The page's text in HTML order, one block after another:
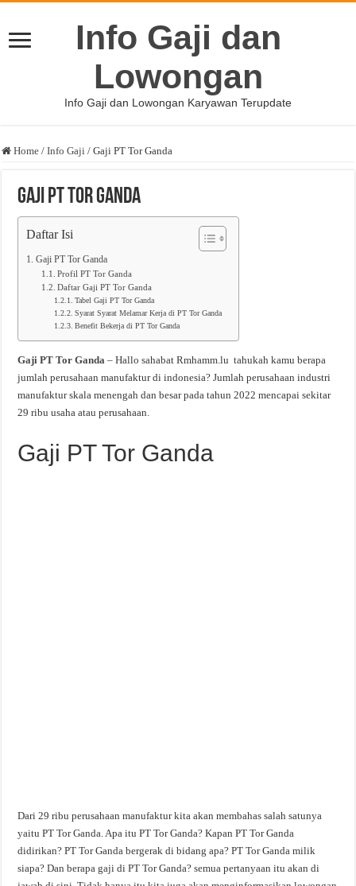
Info Gaji dan
Lowongan
Info Gaji dan Lowongan Karyawan Terupdate
Home / Info Gaji / Gaji PT Tor Ganda
Gaji PT Tor Ganda
Daftar Isi
Gaji PT Tor Ganda
Profil PT Tor Ganda
Daftar Gaji PT Tor Ganda
Tabel Gaji PT Tor Ganda
Syarat Syarat Melamar Kerja di PT Tor Ganda
Benefit Bekerja di PT Tor Ganda
Gaji PT Tor Ganda – Hallo sahabat Rmhamm.lu tahukah kamu berapa
jumlah perusahaan manufaktur di indonesia? Jumlah perusahaan industri
manufaktur skala menengah dan besar pada tahun 2022 mencapai sekitar
29 ribu usaha atau perusahaan.
Gaji PT Tor Ganda
Dari 29 ribu perusahaan manufaktur kita akan membahas salah satunya
yaitu PT Tor Ganda. Apa itu PT Tor Ganda? Kapan PT Tor Ganda
didirikan? PT Tor Ganda bergerak di bidang apa? PT Tor Ganda milik
siapa? Dan berapa gaji di PT Tor Ganda? semua pertanyaan itu akan di